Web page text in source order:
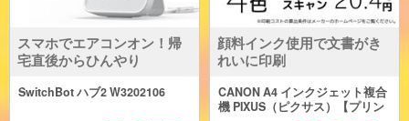
スマホでエアコンオン！帰
宅直後からひんやり
SwitchBot ハブ2 W3202106
顔料インク使用で文書がき
れいに印刷
CANON A4 インクジェット複合
機 PIXUS（ピクサス）【プリン